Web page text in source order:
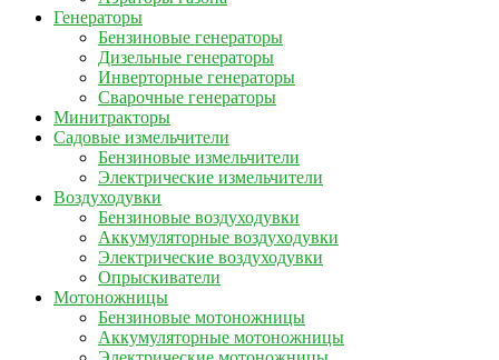
Генераторы
Бензиновые генераторы
Дизельные генераторы
Инверторные генераторы
Сварочные генераторы
Минитракторы
Садовые измельчители
Бензиновые измельчители
Электрические измельчители
Воздуходувки
Бензиновые воздуходувки
Аккумуляторные воздуходувки
Электрические воздуходувки
Опрыскиватели
Мотоножницы
Бензиновые мотоножницы
Аккумуляторные мотоножницы